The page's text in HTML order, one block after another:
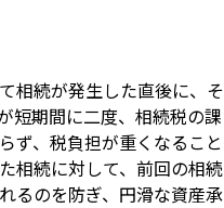
相続が発生した直後に、そ
短期間に二度、相続税の課
ず、税負担が重くなること
相続に対して、前回の相続
るのを防ぎ、円滑な資産承